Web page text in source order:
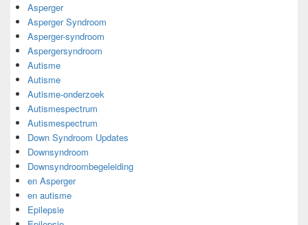
Asperger
Asperger Syndroom
Asperger-syndroom
Aspergersyndroom
Autisme
Autisme
Autisme-onderzoek
Autismespectrum
Autismespectrum
Down Syndroom Updates
Downsyndroom
Downsyndroombegeleiding
en Asperger
en autisme
Epilepsie